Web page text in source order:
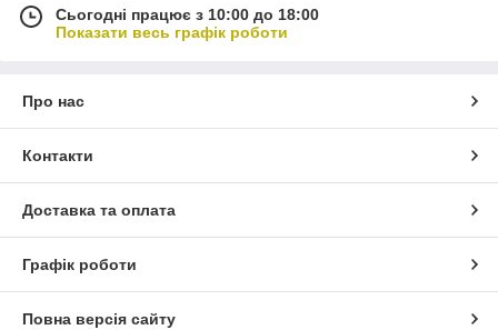
Сьогодні працює з 10:00 до 18:00
Показати весь графік роботи
Про нас
Контакти
Доставка та оплата
Графік роботи
Повна версія сайту